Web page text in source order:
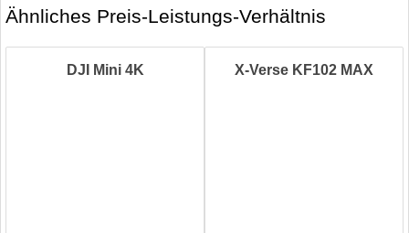
Ähnliches Preis-Leistungs-Verhältnis
DJI Mini 4K X-Verse KF102 MAX